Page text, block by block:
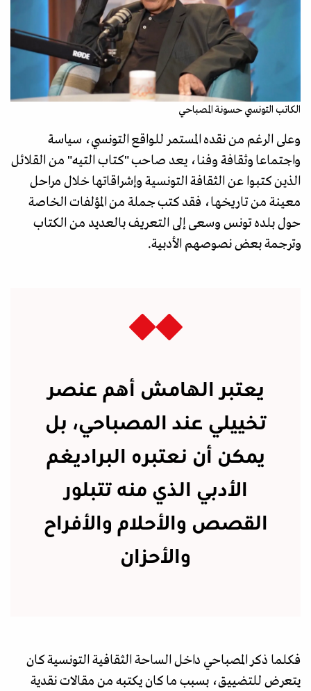
الكاتب التونسي حسونة المصباحي
وعلى الرغم من نقده المستمر للواقع التونسي، سياسة
واجتماعا وثقافة وفنا، يعد صاحب "كتاب التيه" من القلائل
الذين كتبوا عن الثقافة التونسية وإشراقاتها خلال مراحل
معينة من تاريخها، فقد كتب جملة من المؤلفات الخاصة
حول بلده تونس وسعى إلى التعريف بالعديد من الكتاب
وترجمة بعض نصوصهم الأدبية.
يعتبر الهامش أهم عنصر
تخييلي عند المصباحي، بل
يمكن أن نعتبره البراديغم
الأدبي الذي منه تتبلور
القصص والأحلام والأفراح
والأحزان
فكلما ذكر المصباحي داخل الساحة الثقافية التونسية كان
يتعرض للتضييق، بسبب ما كان يكتبه من مقالات نقدية